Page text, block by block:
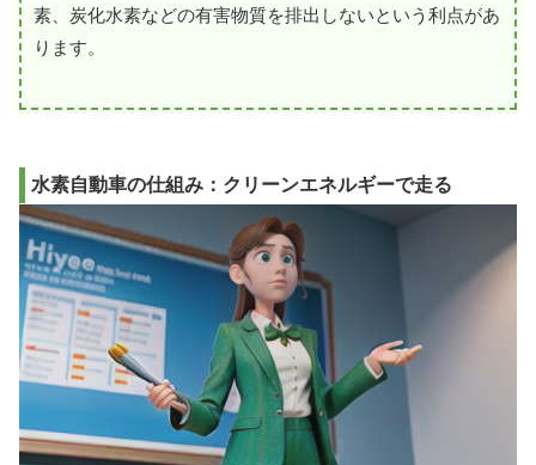
素、炭化水素などの有害物質を排出しないという利点があ
ります。
水素自動車の仕組み：クリーンエネルギーで走る